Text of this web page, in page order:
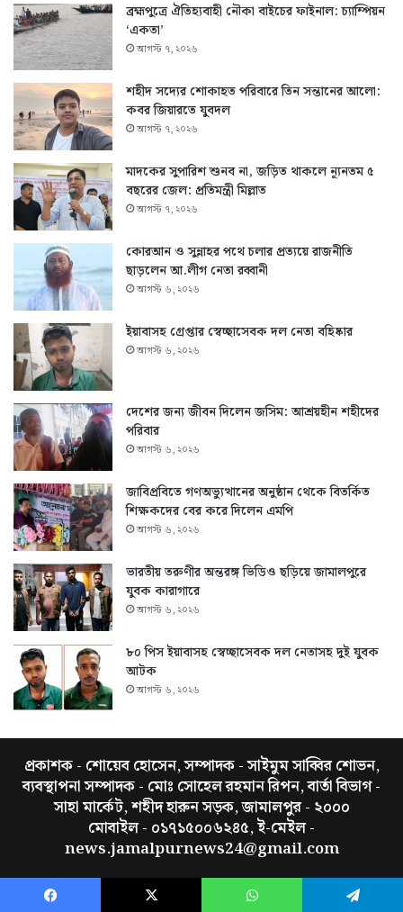
ব্রহ্মপুত্রে ঐতিহ্যবাহী নৌকা বাইচের ফাইনাল: চ্যাম্পিয়ন
‘একতা’
আগস্ট ৭, ২০২৬
শহীদ সদ্যের শোকাহত পরিবারে তিন সন্তানের আলো:
কবর জিয়ারতে যুবদল
আগস্ট ৭, ২০২৬
মাদকের সুপারিশ শুনব না, জড়িত থাকলে ন্যূনতম ৫
বছরের জেল: প্রতিমন্ত্রী মিল্লাত
আগস্ট ৭, ২০২৬
কোরআন ও সুন্নাহর পথে চলার প্রত্যয়ে রাজনীতি
ছাড়লেন আ.লীগ নেতা রব্বানী
আগস্ট ৬, ২০২৬
ইয়াবাসহ গ্রেপ্তার স্বেচ্ছাসেবক দল নেতা বহিষ্কার
আগস্ট ৬, ২০২৬
দেশের জন্য জীবন দিলেন জসিম: আশ্রয়হীন শহীদের
পরিবার
আগস্ট ৬, ২০২৬
জাবিপ্রবিতে গণঅভ্যুত্থানের অনুষ্ঠান থেকে বিতর্কিত
শিক্ষকদের বের করে দিলেন এমপি
আগস্ট ৬, ২০২৬
ভারতীয় তরুণীর অন্তরঙ্গ ভিডিও ছড়িয়ে জামালপুরে
যুবক কারাগারে
আগস্ট ৬, ২০২৬
৮০ পিস ইয়াবাসহ স্বেচ্ছাসেবক দল নেতাসহ দুই যুবক
আটক
আগস্ট ৬, ২০২৬
প্রকাশক - শোয়েব হোসেন, সম্পাদক - সাইমুম সাব্বির শোভন,
ব্যবস্থাপনা সম্পাদক - মোঃ সোহেল রহমান রিপন, বার্তা বিভাগ -
সাহা মার্কেট, শহীদ হারুন সড়ক, জামালপুর - ২০০০
মোবাইল - ০১৭১৫০০৬২৪৫, ই-মেইল -
news.jamalpurnews24@gmail.com